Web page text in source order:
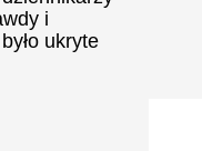
i
ukryte